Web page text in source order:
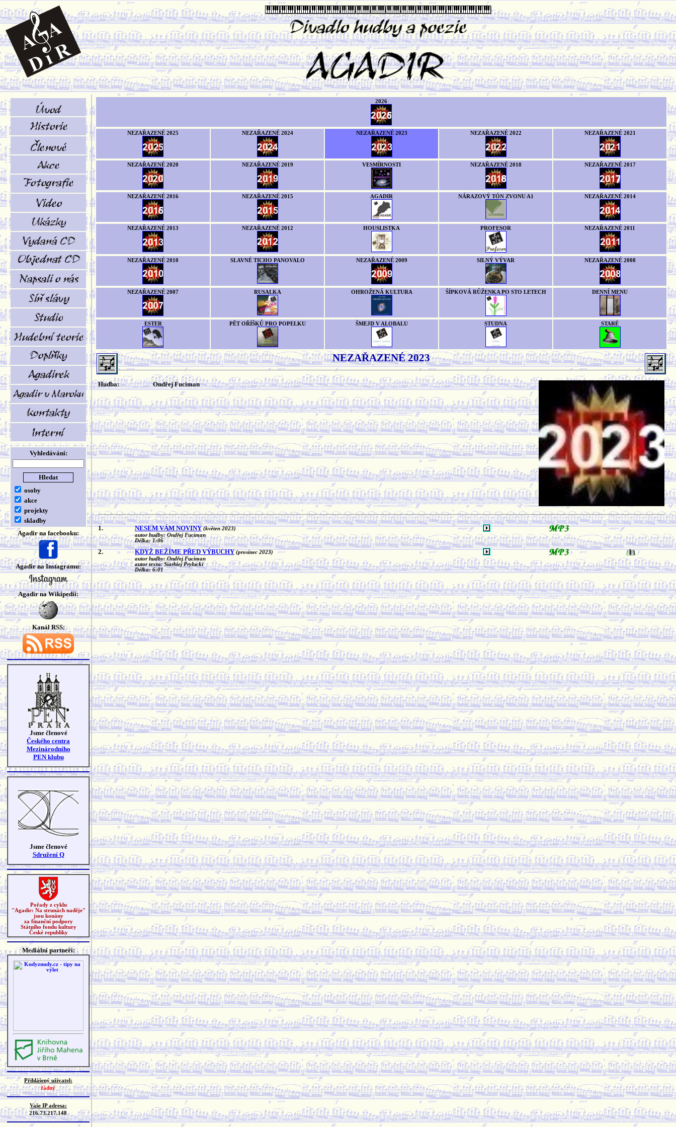
Vyhledávání:
osoby
akce
projekty
skladby
Agadir na facebooku:
Agadir na Instagramu:
Agadir na Wikipedii:
Kanál RSS:
Jsme členové
Českého centra
Mezinárodního
PEN klubu
Jsme členové
Sdružení Q
Pořady z cyklu
"Agadir: Na strunách naděje"
jsou konány
za finanční podpory
Státního fondu kultury
České republiky
Mediální partneři:
Přihlášený uživatel:
žádný
Vaše IP adresa:
216.73.217.148
2026
NEZAŘAZENÉ 2025 NEZAŘAZENÉ 2024 NEZAŘAZENÉ 2023 NEZAŘAZENÉ 2022 NEZAŘAZENÉ 2021
NEZAŘAZENÉ 2020 NEZAŘAZENÉ 2019 VESMÍRNOSTI NEZAŘAZENÉ 2018 NEZAŘAZENÉ 2017
NEZAŘAZENÉ 2016 NEZAŘAZENÉ 2015 AGADIR NÁRAZOVÝ TÓN ZVONU A1 NEZAŘAZENÉ 2014
NEZAŘAZENÉ 2013 NEZAŘAZENÉ 2012 HOUSLISTKA PROFESOR NEZAŘAZENÉ 2011
NEZAŘAZENÉ 2010 SLAVNÉ TICHO PANOVALO NEZAŘAZENÉ 2009 SILNÝ VÝVAR NEZAŘAZENÉ 2008
NEZAŘAZENÉ 2007 RUSALKA OHROŽENÁ KULTURA ŠÍPKOVÁ RŮŽENKA PO STO LETECH DENNÍ MENU
ESTER PĚT OŘÍŠKŮ PRO POPELKU ŠMEJD V ALOBALU STUDNA STARÉ
NEZAŘAZENÉ 2023
Hudba: Ondřej Fuciman
1. NESEM VÁM NOVINY (květen 2023)
autor hudby: Ondřej Fuciman
Délka: 1:06
2. KDYŽ BEŽÍME PŘED VÝBUCHY (prosinec 2023)
autor hudby: Ondřej Fuciman
autor textu: Siarhiej Prylucki
Délka: 6:01